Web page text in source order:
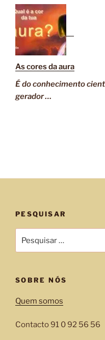
As cores da aura
É do conhecimento
gerador …
PESQUISAR
por:
SOBRE NÓS
Quem somos
Contacto 91 0 92 56 56